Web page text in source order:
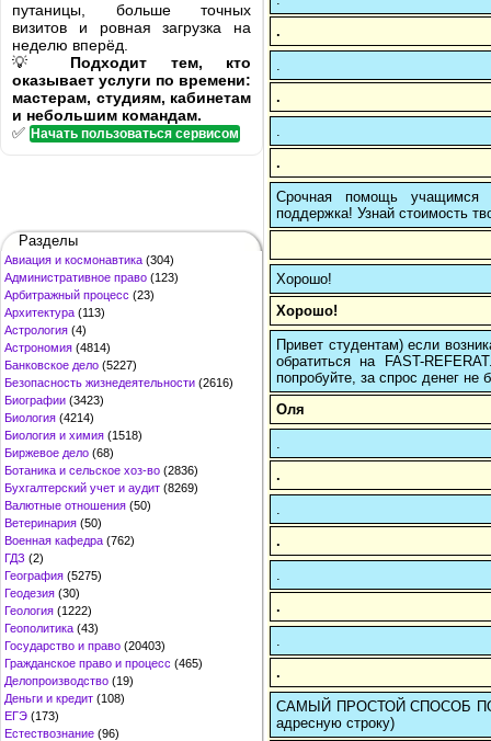
путаницы, больше точных
визитов и ровная загрузка на
неделю вперёд.
💡 Подходит тем, кто
оказывает услуги по времени:
мастерам, студиям, кабинетам
и небольшим командам.
✅ Начать пользоваться сервисом
Разделы
Авиация и космонавтика (304)
Административное право (123)
Арбитражный процесс (23)
Архитектура (113)
Астрология (4)
Астрономия (4814)
Банковское дело (5227)
Безопасность жизнедеятельности (2616)
Биографии (3423)
Биология (4214)
Биология и химия (1518)
Биржевое дело (68)
Ботаника и сельское хоз-во (2836)
Бухгалтерский учет и аудит (8269)
Валютные отношения (50)
Ветеринария (50)
Военная кафедра (762)
ГДЗ (2)
География (5275)
Геодезия (30)
Геология (1222)
Геополитика (43)
Государство и право (20403)
Гражданское право и процесс (465)
Делопроизводство (19)
Деньги и кредит (108)
ЕГЭ (173)
Естествознание (96)
.
.
.
Срочная помощь учащимся в
поддержка! Узнай стоимость
Хорошо!
Хорошо!
Привет студентам) если
обратиться на FAST-
попробуйте, за спрос денег не
Оля
.
.
.
.
САМЫЙ ПРОСТОЙ СПОСОБ
адресную строку)